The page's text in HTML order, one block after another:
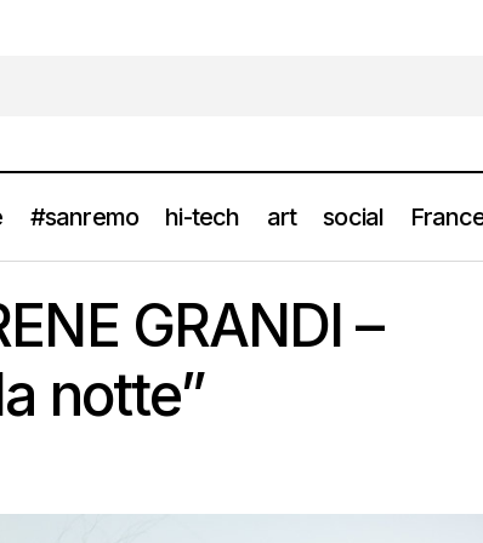
#sanremo hi-tech art social
Video e Testo: IRENE GRANDI – “Quel raggio nella
GRANDI –
notte”